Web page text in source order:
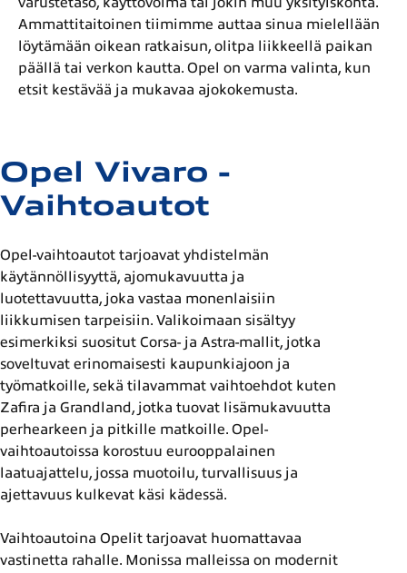
Opel Vivaro -
Vaihtoautot
Opel-vaihtoautot tarjoavat yhdistelmän
käytännöllisyyttä, ajomukavuutta ja
luotettavuutta, joka vastaa monenlaisiin
liikkumisen tarpeisiin. Valikoimaan sisältyy
esimerkiksi suositut Corsa- ja Astra-mallit, jotka
soveltuvat erinomaisesti kaupunkiajoon ja
työmatkoille, sekä tilavammat vaihtoehdot kuten
Zafira ja Grandland, jotka tuovat lisämukavuutta
perhearkeen ja pitkille matkoille. Opel-
vaihtoautoissa korostuu eurooppalainen
laatuajattelu, jossa muotoilu, turvallisuus ja
ajettavuus kulkevat käsi kädessä.
Vaihtoautoina Opelit tarjoavat huomattavaa
vastinetta rahalle. Monissa malleissa on modernit
Ammattitaitoinen tiimimme auttaa sinua mielellään
löytämään oikean ratkaisun, olitpa liikkeellä paikan
päällä tai verkon kautta. Opel on varma valinta, kun
etsit kestävää ja mukavaa ajokokemusta.